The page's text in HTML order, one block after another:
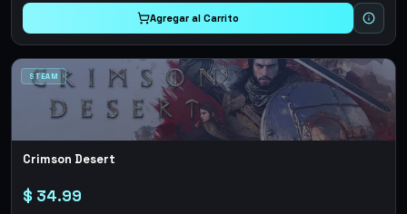
Agregar al Carrito
STEAM
Crimson Desert
$ 34.99